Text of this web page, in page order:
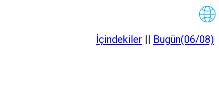
İçindekiler || Bugün(06/08)